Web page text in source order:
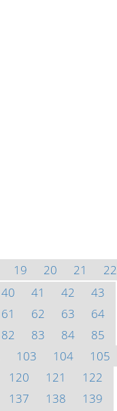
19 20 21
22
40 41 42
43
61 62 63
64
82 83 84
85
103 104
105
120 121
122
137 138
139